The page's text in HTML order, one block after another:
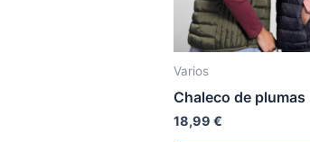
Varios
Chaleco de plumas
18,99 €